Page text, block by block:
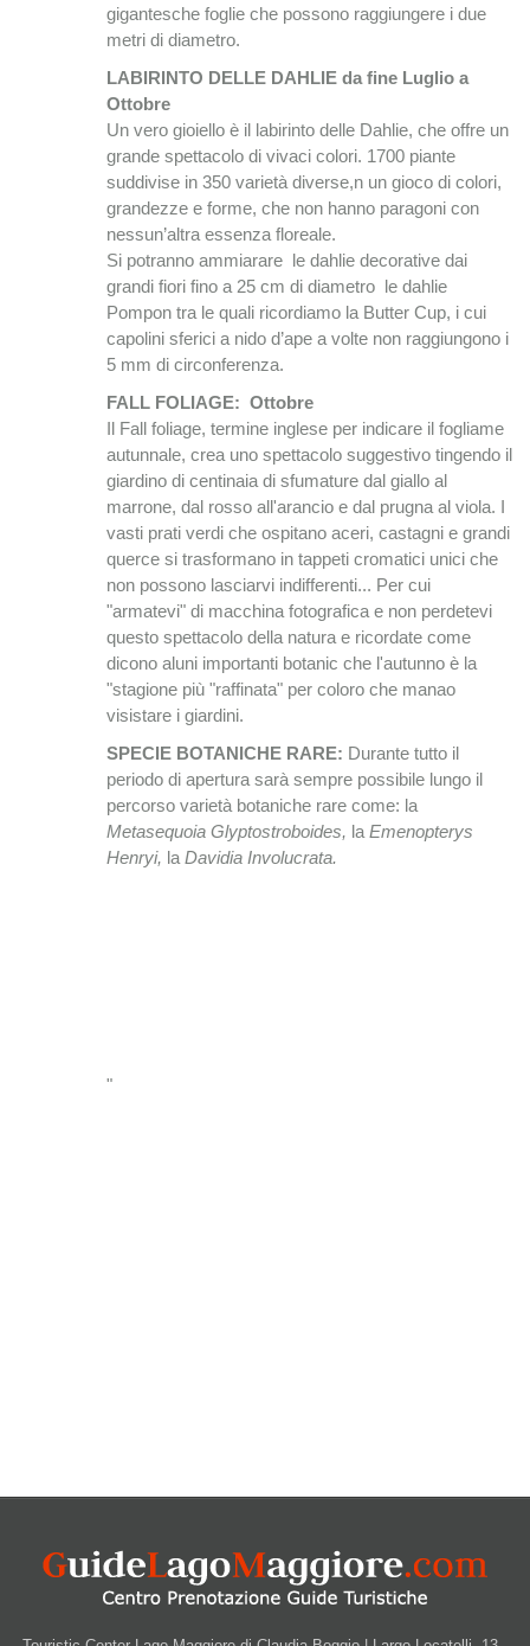
gigantesche foglie che possono raggiungere i due
metri di diametro.
LABIRINTO DELLE DAHLIE da fine Luglio a
Ottobre
Un vero gioiello è il labirinto delle Dahlie, che offre un
grande spettacolo di vivaci colori. 1700 piante
suddivise in 350 varietà diverse,n un gioco di colori,
grandezze e forme, che non hanno paragoni con
nessun’altra essenza floreale.
Si potranno ammiarare le dahlie decorative dai
grandi fiori fino a 25 cm di diametro le dahlie
Pompon tra le quali ricordiamo la Butter Cup, i cui
capolini sferici a nido d’ape a volte non raggiungono i
5 mm di circonferenza.
FALL FOLIAGE: Ottobre
Il Fall foliage, termine inglese per indicare il fogliame
autunnale, crea uno spettacolo suggestivo tingendo il
giardino di centinaia di sfumature dal giallo al
marrone, dal rosso all'arancio e dal prugna al viola. I
vasti prati verdi che ospitano aceri, castagni e grandi
querce si trasformano in tappeti cromatici unici che
non possono lasciarvi indifferenti... Per cui
"armatevi" di macchina fotografica e non perdetevi
questo spettacolo della natura e ricordate come
dicono aluni importanti botanic che l'autunno è la
"stagione più "raffinata" per coloro che manao
visistare i giardini.
SPECIE BOTANICHE RARE: Durante tutto il
periodo di apertura sarà sempre possibile lungo il
percorso varietà botaniche rare come: la
Metasequoia Glyptostroboides, la Emenopterys
Henryi, la Davidia Involucrata.
"